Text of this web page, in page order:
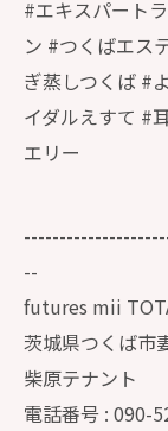
#エキスパート
ン #つくばエス
ぎ蒸しつくば #
イダルえすて #
エリー
--
futures mii
茨城県つくば市
柴原テナント
電話番号 : 090-